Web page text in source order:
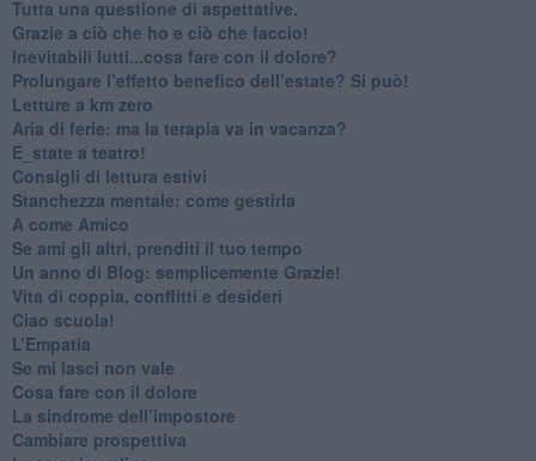
​Tutta una questione di aspettative.
​Grazie a ciò che ho e ciò che faccio!
​Inevitabili lutti...cosa fare con il dolore?
Prolungare l’effetto benefico dell’estate? Si può!
​Letture a km zero
​Aria di ferie: ma la terapia va in vacanza?
​E_state a teatro!
​Consigli di lettura estivi
​Stanchezza mentale: come gestirla
​A come Amico
​Se ami gli altri, prenditi il tuo tempo
​Un anno di Blog: semplicemente Grazie!
​Vita di coppia, conflitti e desideri
​Ciao scuola!
​L’Empatia
​Se mi lasci non vale
Cosa fare con il dolore
​La sindrome dell’impostore
​Cambiare prospettiva